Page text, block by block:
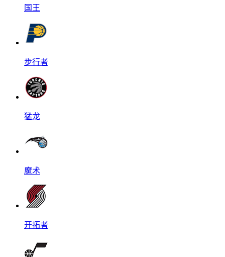
国王
步行者
猛龙
魔术
开拓者